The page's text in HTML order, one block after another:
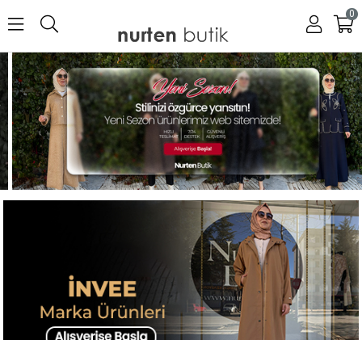
İndirimli
Ürünlerimizde
Değişim & İade
Yoktur.
0